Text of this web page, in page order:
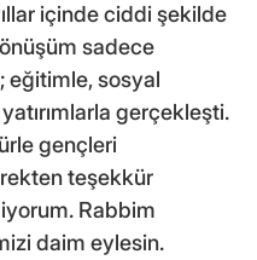
içinde ciddi şekilde
sadece
eğitimle, sosyal
gerçekleşti.
gençleri
teşekkür
Rabbim
daim eylesin.